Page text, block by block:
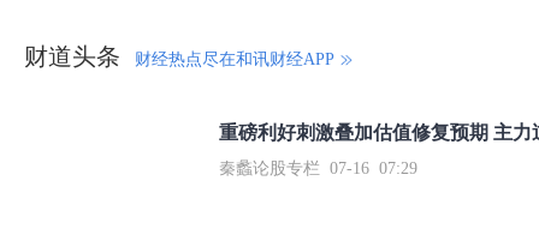
财道头条 财经热点尽在和讯财经APP
秦蠡论股专栏 07-16 07:29